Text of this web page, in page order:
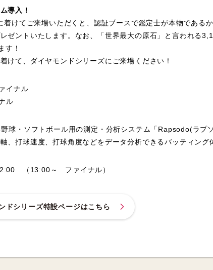
導入！
けてご来場いただくと、認証ブースで鑑定士が本物である
ゼントいたします。なお、「世界最大の原石」と言われる
す！
けて、ダイヤモンドシリーズにご来場ください！
イナル
ル
球・ソフトボール用の測定・分析システム「Rapsodo(ラ
、打球速度、打球角度などをデータ分析できるバッティング
（13:00～ ファイナル）
シリーズ特設ページはこちら